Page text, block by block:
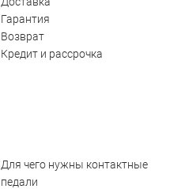
Гарантия
Возврат
Кредит и рассрочка
Для чего нужны контактные
педали